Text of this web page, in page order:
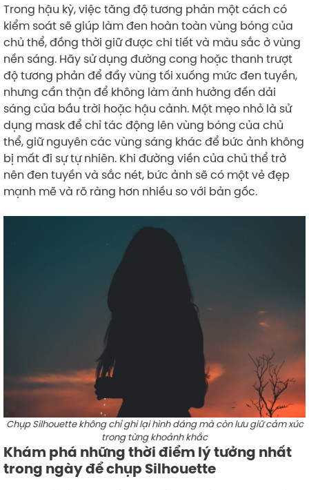
Trong hậu kỳ, việc tăng độ tương phản một cách có
kiểm soát sẽ giúp làm đen hoàn toàn vùng bóng của
chủ thể, đồng thời giữ được chi tiết và màu sắc ở vùng
nền sáng. Hãy sử dụng đường cong hoặc thanh trượt
độ tương phản để đẩy vùng tối xuống mức đen tuyền,
nhưng cẩn thận để không làm ảnh hưởng đến dải
sáng của bầu trời hoặc hậu cảnh. Một mẹo nhỏ là sử
dụng mask để chỉ tác động lên vùng bóng của chủ
thể, giữ nguyên các vùng sáng khác để bức ảnh không
bị mất đi sự tự nhiên. Khi đường viền của chủ thể trở
nên đen tuyền và sắc nét, bức ảnh sẽ có một vẻ đẹp
mạnh mẽ và rõ ràng hơn nhiều so với bản gốc.
Chụp Silhouette không chỉ ghi lại hình dáng mà còn lưu giữ cảm xúc
trong từng khoảnh khắc
Khám phá những thời điểm lý tưởng nhất
trong ngày để chụp Silhouette